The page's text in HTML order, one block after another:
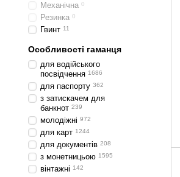
Механічна 0
Резинка 0
Гвинт 11
Особливості гаманця
для водійського
посвідчення 1686
для паспорту 362
з затискачем для
банкнот 239
молодіжні 972
для карт 1244
для документів 208
з монетницьою 1595
вінтажні 142